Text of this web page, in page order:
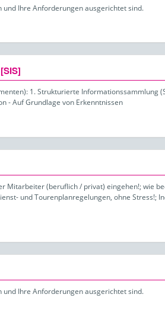
Ihre Anforderungen ausgerichtet sind.
1. Strukturierte Informationssammlung
- Auf Grundlage von Erkenntnissen
Mitarbeiter (beruflich / privat) eingehen!; wie
und Tourenplanregelungen, ohne Stress!;
Ihre Anforderungen ausgerichtet sind.